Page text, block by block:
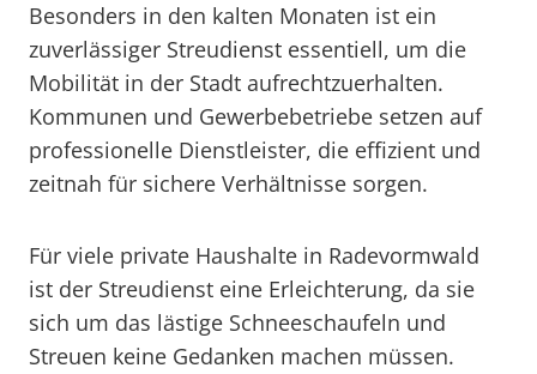
Besonders in den kalten Monaten ist ein
zuverlässiger Streudienst essentiell, um die
Mobilität in der Stadt aufrechtzuerhalten.
Kommunen und Gewerbebetriebe setzen auf
professionelle Dienstleister, die effizient und
zeitnah für sichere Verhältnisse sorgen.
Für viele private Haushalte in Radevormwald
ist der Streudienst eine Erleichterung, da sie
sich um das lästige Schneeschaufeln und
Streuen keine Gedanken machen müssen.